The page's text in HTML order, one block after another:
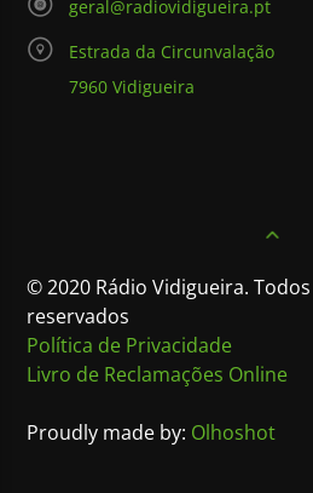
geral@radiovidigueira.pt
Estrada da Circunvalação
7960 Vidigueira
© 2020 Rádio Vidigueira.
reservados
Política de Privacidade
Livro de Reclamações Online
Proudly made by: Olhoshot